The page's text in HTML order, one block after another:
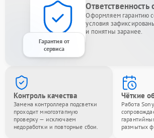
Гарантия от
сервиса
Ответственность
Оформляем гарантию
условия
и понятны заранее.
Контроль качества
Замена контроллера подсветки
проходит многоэтапную
проверку — исключаем
недоработки и повторные сбои.
Чёткие
Работа
размытых